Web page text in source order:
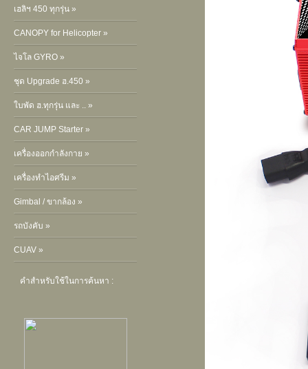
เฮลิฯ 450 ทุกรุ่น »
CANOPY for Helicopter »
ไจโล GYRO »
ชุด Upgrade ฮ.450 »
ใบพัด ฮ.ทุกรุ่น และ .. »
CAR JUMP Starter »
เครื่องออกกำลังกาย »
เครื่องทำไอศรีม »
Gimbal / ขากล้อง »
รถบังคับ »
CUAV »
คำสำหรับใช้ในการค้นหา :